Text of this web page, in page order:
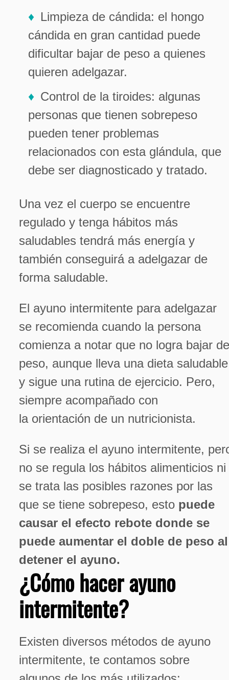
Limpieza de cándida: el hongo
cándida en gran cantidad puede
dificultar bajar de peso a quienes
quieren adelgazar.
Control de la tiroides: algunas
personas que tienen sobrepeso
pueden tener problemas
relacionados con esta glándula, que
debe ser diagnosticado y tratado.
Una vez el cuerpo se encuentre
regulado y tenga hábitos más
saludables tendrá más energía y
también conseguirá a adelgazar de
forma saludable.
El ayuno intermitente para adelgazar
se recomienda cuando la persona
comienza a notar que no logra bajar
peso, aunque lleva una dieta saludable
y sigue una rutina de ejercicio. Pero,
siempre acompañado con
la orientación de un nutricionista.
Si se realiza el ayuno intermitente,
no se regula los hábitos alimenticios ni
se trata las posibles razones por las
que se tiene sobrepeso, esto puede
causar el efecto rebote donde se
puede aumentar el doble de peso al
detener el ayuno.
¿Cómo hacer ayuno
intermitente?
Existen diversos métodos de ayuno
intermitente, te contamos sobre